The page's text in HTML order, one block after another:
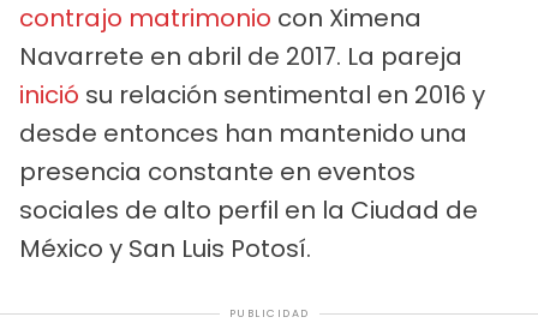
contrajo matrimonio con Ximena
Navarrete en abril de 2017. La pareja
inició su relación sentimental en 2016 y
desde entonces han mantenido una
presencia constante en eventos
sociales de alto perfil en la Ciudad de
México y San Luis Potosí.
PUBLICIDAD